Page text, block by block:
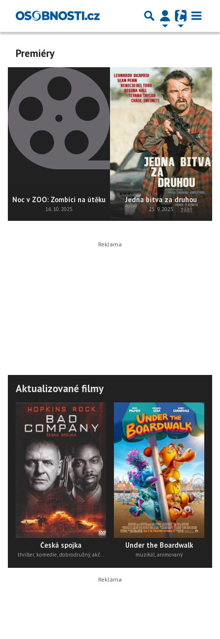
Premiéry
Noc v ZOO: Zombíci na útěku
16. 10. 2025
Jedna bitva za druhou
25. 9. 2025
Aktualizované filmy
Česká spojka
thriller, komedie, dobrodružný, akční
Under the Boardwalk
muzikál, animovaný